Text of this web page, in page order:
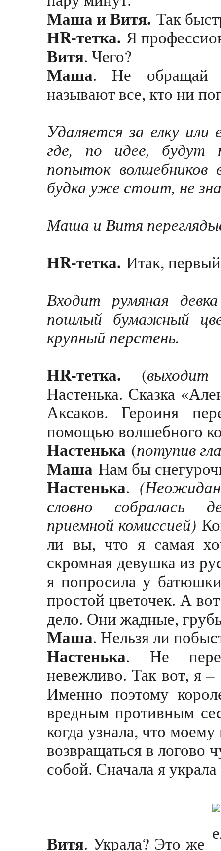
Маша и Витя. Так
НR-тетка. Я
Витя. Чего?
Маша. Не обращай
называют все, кто ни
Удаляется за елку
где, по идее, будут
попыток
будка уже стоит, не
Маша и Витя
НR-тетка. Итак,
Входит румяная
пошлый бумажный
крупный перстень.
НR-тетка. (
Настенька. Сказка
Аксаков. Героиня
помощью волшебного
Настенька (потупив
Маша Нам бы
Настенька.
словно собралась
приемной комиссией)
ли вы, что я самая
скромная девушка из
я попросила у
простой цветочек. А
дело. Они жадные,
Маша. Нельзя ли
Настенька. Не
невежливо. Так вот, я
Именно поэтому
вредным противным
когда узнала, что
возвращаться в логово
собой. Сначала я
Витя. Украла? Это же